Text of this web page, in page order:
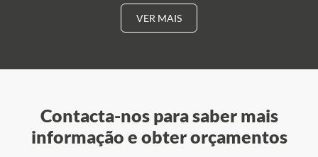
VER MAIS
Contacta-nos para saber mais
informação e obter orçamentos